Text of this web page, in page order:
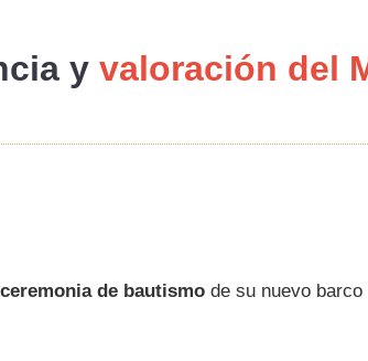
y valoración del
ceremonia de bautismo de su nuevo barco